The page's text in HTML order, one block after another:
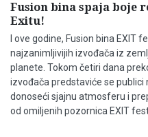
Fusion bina spaja boje
Exitu!
I ove godine, Fusion bina EXIT
najzanimljivijih izvođača iz
planete. Tokom četiri dana
izvođača predstaviće se publici
donoseći sjajnu atmosferu i
od omiljenih pozornica EXIT